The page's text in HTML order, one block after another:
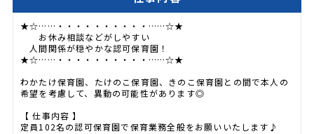
★☆……・・・・・・・・・・……☆★
お休み相談などがしやすい
人間関係が穏やかな認可保育園！
★☆……・・・・・・・・・・……☆★
わかたけ保育園、たけのこ保育園、きのこ保育園との間で本人の
希望を考慮して、異動の可能性があります◎
【 仕事内容 】
定員102名の認可保育園で保育業務全般をお願いいたします♪